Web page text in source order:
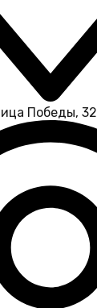
Победы, 32